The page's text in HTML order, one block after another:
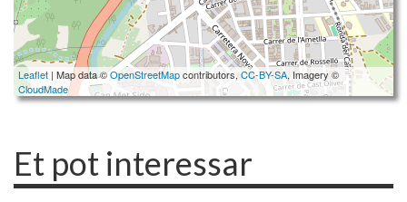
Leaflet | Map data ©OpenStreetMapcontributors, CC-BY-SA, Imagery ©
CloudMade
Et pot interessar